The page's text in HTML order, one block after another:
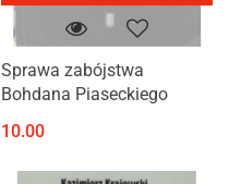
Sprawa zabójstwa
Bohdana Piaseckiego
10.00